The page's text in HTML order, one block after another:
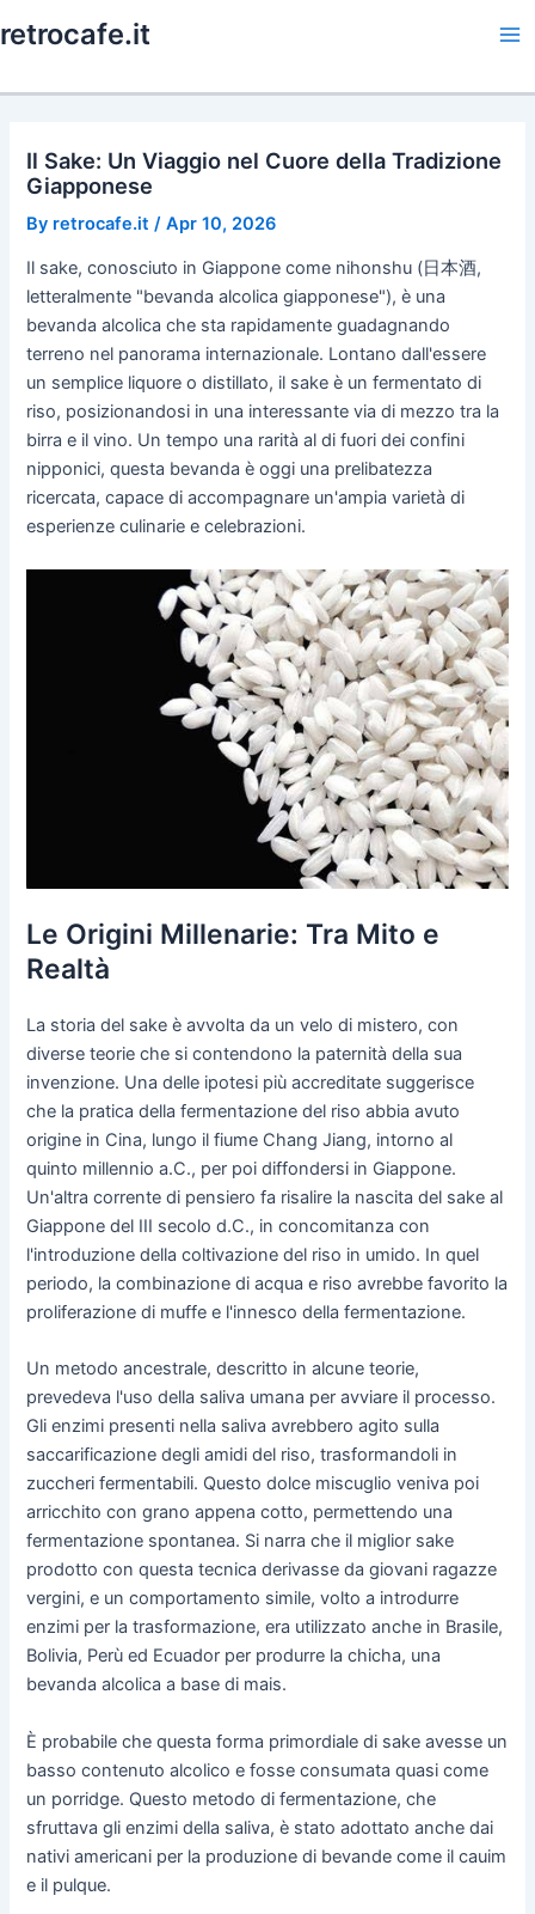
to
retrocafe.it
Il Sake: Un Viaggio nel Cuore della Tradizione
Giapponese
By retrocafe.it /Apr 10, 2026
Il sake, conosciuto in Giappone come nihonshu (日本酒,
letteralmente "bevanda alcolica giapponese"), è una
bevanda alcolica che sta rapidamente guadagnando
terreno nel panorama internazionale. Lontano dall'essere
un semplice liquore o distillato, il sake è un fermentato di
riso, posizionandosi in una interessante via di mezzo tra la
birra e il vino. Un tempo una rarità al di fuori dei confini
nipponici, questa bevanda è oggi una prelibatezza
ricercata, capace di accompagnare un'ampia varietà di
esperienze culinarie e celebrazioni.
Le Origini Millenarie: Tra Mito e
Realtà
La storia del sake è avvolta da un velo di mistero, con
diverse teorie che si contendono la paternità della sua
invenzione. Una delle ipotesi più accreditate suggerisce
che la pratica della fermentazione del riso abbia avuto
origine in Cina, lungo il fiume Chang Jiang, intorno al
quinto millennio a.C., per poi diffondersi in Giappone.
Un'altra corrente di pensiero fa risalire la nascita del sake al
Giappone del III secolo d.C., in concomitanza con
l'introduzione della coltivazione del riso in umido. In quel
periodo, la combinazione di acqua e riso avrebbe favorito la
proliferazione di muffe e l'innesco della fermentazione.
Un metodo ancestrale, descritto in alcune teorie,
prevedeva l'uso della saliva umana per avviare il processo.
Gli enzimi presenti nella saliva avrebbero agito sulla
saccarificazione degli amidi del riso, trasformandoli in
zuccheri fermentabili. Questo dolce miscuglio veniva poi
arricchito con grano appena cotto, permettendo una
fermentazione spontanea. Si narra che il miglior sake
prodotto con questa tecnica derivasse da giovani ragazze
vergini, e un comportamento simile, volto a introdurre
enzimi per la trasformazione, era utilizzato anche in Brasile,
Bolivia, Perù ed Ecuador per produrre la chicha, una
bevanda alcolica a base di mais.
È probabile che questa forma primordiale di sake avesse un
basso contenuto alcolico e fosse consumata quasi come
un porridge. Questo metodo di fermentazione, che
sfruttava gli enzimi della saliva, è stato adottato anche dai
nativi americani per la produzione di bevande come il cauim
e il pulque.